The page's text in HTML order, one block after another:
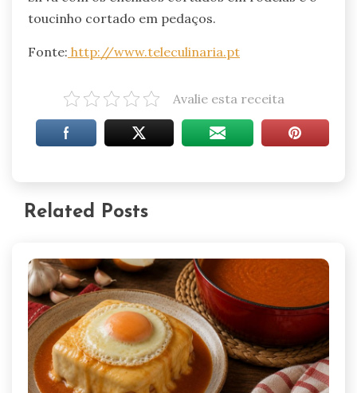
toucinho cortado em pedaços.
Fonte: http://www.teleculinaria.pt
Avalie esta receita
Related Posts